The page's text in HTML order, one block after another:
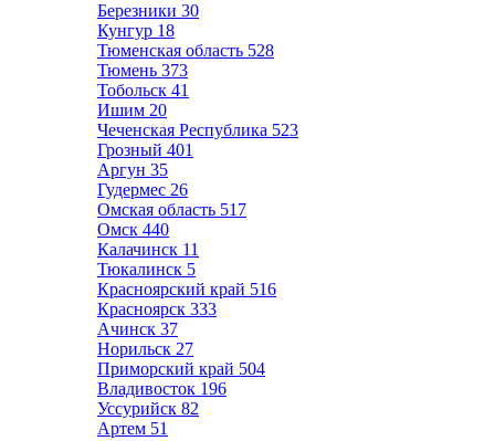
Березники 30
Кунгур 18
Тюменская область 528
Тюмень 373
Тобольск 41
Ишим 20
Чеченская Республика 523
Грозный 401
Аргун 35
Гудермес 26
Омская область 517
Омск 440
Калачинск 11
Тюкалинск 5
Красноярский край 516
Красноярск 333
Ачинск 37
Норильск 27
Приморский край 504
Владивосток 196
Уссурийск 82
Артем 51